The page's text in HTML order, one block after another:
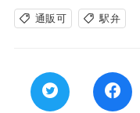
通販可 駅弁